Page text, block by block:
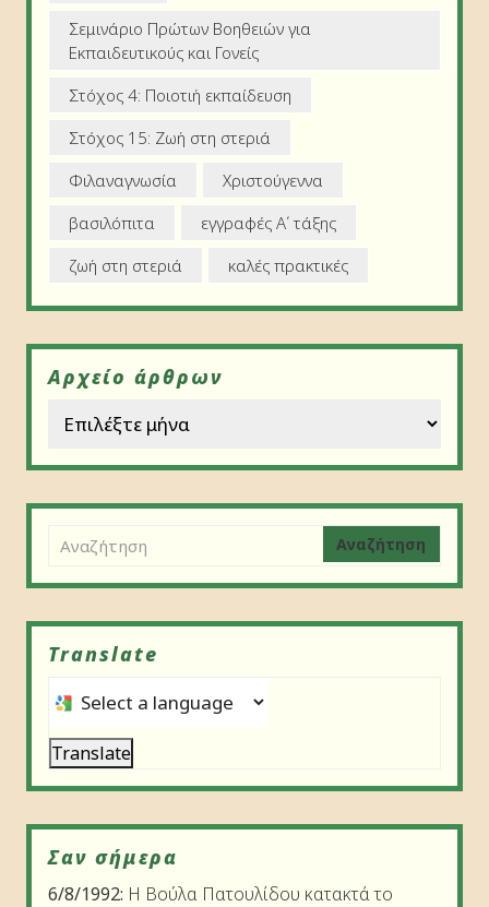
Σεμινάριο Πρώτων Βοηθειών για
Εκπαιδευτικούς και Γονείς
Στόχος 4: Ποιοτιή εκπαίδευση
Στόχος 15: Ζωή στη στεριά
Φιλαναγνωσία
Χριστούγεννα
βασιλόπιτα
εγγραφές Α΄ τάξης
ζωή στη στεριά
καλές πρακτικές
Αρχείο άρθρων
Αρχείο άρθρων
Αναζήτηση
Translate
Select a language to translate this page
Translate
Σαν σήμερα
6/8/1992: Η Βούλα Πατουλίδου κατακτά το